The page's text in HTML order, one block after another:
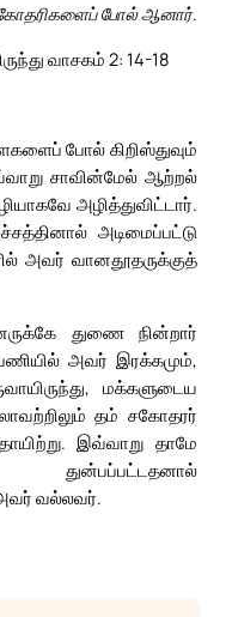
போல் ஆனார்.
வாசகம் 2: 14-18
போல் கிறிஸ்துவும்
சாவின்மேல் ஆற்றல்
அழித்துவிட்டார்.
அடிமைப்பட்டு
அவர் வானதூதருக்குத்
துணை நின்றார்
அவர் இரக்கமும்,
மக்களுடைய
தம் சகோதரர்
இவ்வாறு தாமே
வல்லவர்.